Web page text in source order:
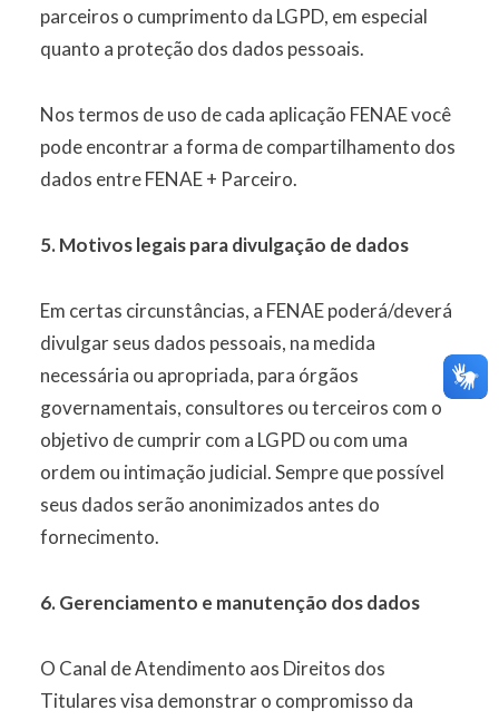
parceiros o cumprimento da LGPD, em especial
quanto a proteção dos dados pessoais.
Nos termos de uso de cada aplicação FENAE você
pode encontrar a forma de compartilhamento dos
dados entre FENAE + Parceiro.
5. Motivos legais para divulgação de dados
Em certas circunstâncias, a FENAE poderá/deverá
divulgar seus dados pessoais, na medida
necessária ou apropriada, para órgãos
governamentais, consultores ou terceiros com o
objetivo de cumprir com a LGPD ou com uma
ordem ou intimação judicial. Sempre que possível
seus dados serão anonimizados antes do
fornecimento.
6. Gerenciamento e manutenção dos dados
O Canal de Atendimento aos Direitos dos
Titulares visa demonstrar o compromisso da